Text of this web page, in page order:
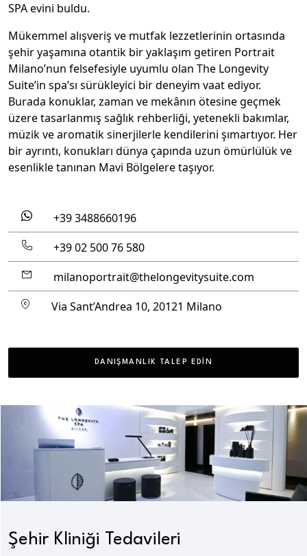
SPA evini buldu.
Mükemmel alışveriş ve mutfak lezzetlerinin ortasında
şehir yaşamına otantik bir yaklaşım getiren Portrait
Milano’nun felsefesiyle uyumlu olan The Longevity
Suite’in spa’sı sürükleyici bir deneyim vaat ediyor.
Burada konuklar, zaman ve mekânın ötesine geçmek
üzere tasarlanmış sağlık rehberliği, yetenekli bakımlar,
müzik ve aromatik sinerjilerle kendilerini şımartıyor. Her
bir ayrıntı, konukları dünya çapında uzun ömürlülük ve
esenlikle tanınan Mavi Bölgelere taşıyor.
+39 3488660196
+39 02 500 76 580
milanoportrait@thelongevitysuite.com
Via Sant’Andrea 10, 20121 Milano
DANIŞMANLIK TALEP EDIN
Şehir Kliniği Tedavileri